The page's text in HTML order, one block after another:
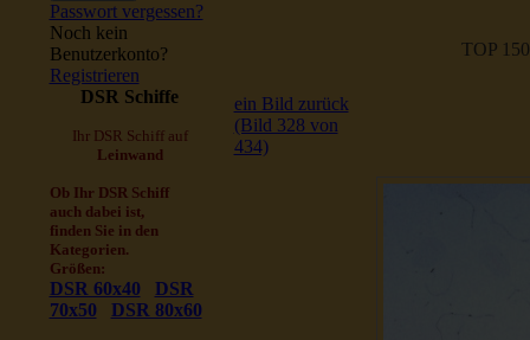
Passwort vergessen?
Noch kein
Benutzerkonto?
Registrieren
DSR Schiffe
Ihr DSR Schiff auf
Leinwand
Ob Ihr DSR Schiff
auch dabei ist,
finden Sie in den
Kategorien.
Größen:
DSR 60x40
DSR
70x50
DSR 80x60
TOP
ein Bild zurück
(Bild 328 von
434)